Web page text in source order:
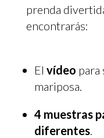
prenda
encontrarás:
El vídeo para
mariposa.
4 muestras
diferentes.